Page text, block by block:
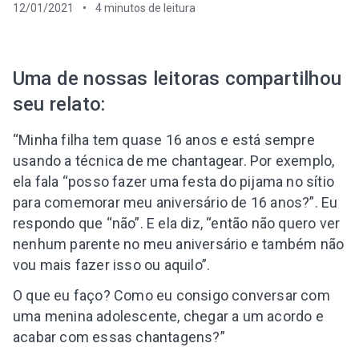
12/01/2021
4minutos de leitura
Uma de nossas leitoras compartilhou
seu relato:
“Minha filha tem quase 16 anos e está sempre
usando a técnica de me chantagear. Por exemplo,
ela fala “posso fazer uma festa do pijama no sítio
para comemorar meu aniversário de 16 anos?”. Eu
respondo que “não”. E ela diz, “então não quero ver
nenhum parente no meu aniversário e também não
vou mais fazer isso ou aquilo”.
O que eu faço? Como eu consigo conversar com
uma menina adolescente, chegar a um acordo e
acabar com essas chantagens?”